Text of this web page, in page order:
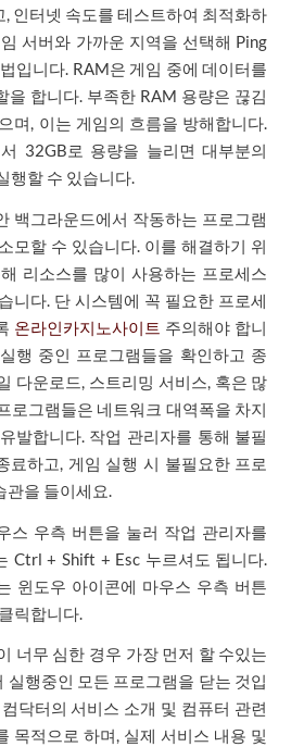
, 인터넷 속도를 테스트하여 최적화하
서버와 가까운 지역을 선택해 Ping
입니다. RAM은 게임 중에 데이터를
을 합니다. 부족한 RAM 용량은 끊김
며, 이는 게임의 흐름을 방해합니다.
32GB로 용량을 늘리면 대부분의
행할 수 있습니다.
백그라운드에서 작동하는 프로그램
모할 수 있습니다. 이를 해결하기 위
리소스를 많이 사용하는 프로세스
니다. 단 시스템에 꼭 필요한 프로세
온라인카지노사이트 주의해야 합니
행 중인 프로그램들을 확인하고 종
다운로드, 스트리밍 서비스, 혹은 많
로그램들은 네트워크 대역폭을 차지
발합니다. 작업 관리자를 통해 불필
료하고, 게임 실행 시 불필요한 프로
관을 들이세요.
스 우측 버튼을 눌러 작업 관리자를
Ctrl + Shift + Esc 누르셔도 됩니다.
윈도우 아이콘에 마우스 우측 버튼
릭합니다.
너무 심한 경우 가장 먼저 할 수있는
실행중인 모든 프로그램을 닫는 것입
닥터의 서비스 소개 및 컴퓨터 관련
목적으로 하며, 실제 서비스 내용 및